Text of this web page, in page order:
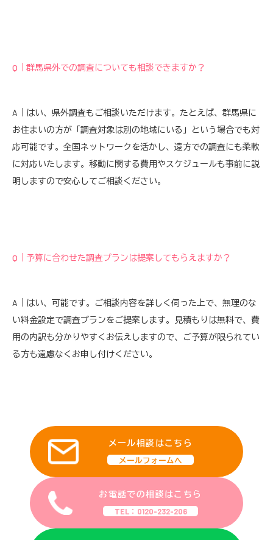
Q｜群馬県外での調査についても相談できますか？
A｜はい、県外調査もご相談いただけます。たとえば、群馬県に
お住まいの方が「調査対象は別の地域にいる」という場合でも対
応可能です。全国ネットワークを活かし、遠方での調査にも柔軟
に対応いたします。移動に関する費用やスケジュールも事前に説
明しますので安心してご相談ください。
Q｜予算に合わせた調査プランは提案してもらえますか？
A｜はい、可能です。ご相談内容を詳しく伺った上で、無理のな
い料金設定で調査プランをご提案します。見積もりは無料で、費
用の内訳も分かりやすくお伝えしますので、ご予算が限られてい
る方も遠慮なくお申し付けください。
メール相談はこちら
メールフォームへ
お電話での相談はこちら
TEL：0120-232-206